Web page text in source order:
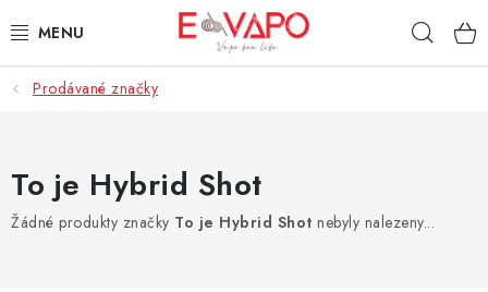
na
3D TISK
AROMATA A PŘÍCHUTĚ
Prodávané značky
To je Hybrid Shot
Žádné produkty značky To je Hybrid Shot nebyly nalezeny...